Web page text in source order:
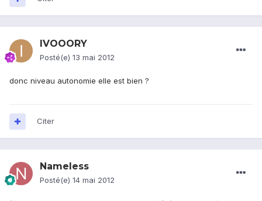
IVOOORY
Posté(e) 13 mai 2012
donc niveau autonomie elle est bien ?
Citer
Nameless
Posté(e) 14 mai 2012